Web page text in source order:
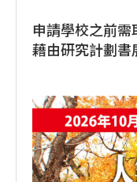
申請學校之前需
藉由研究計劃